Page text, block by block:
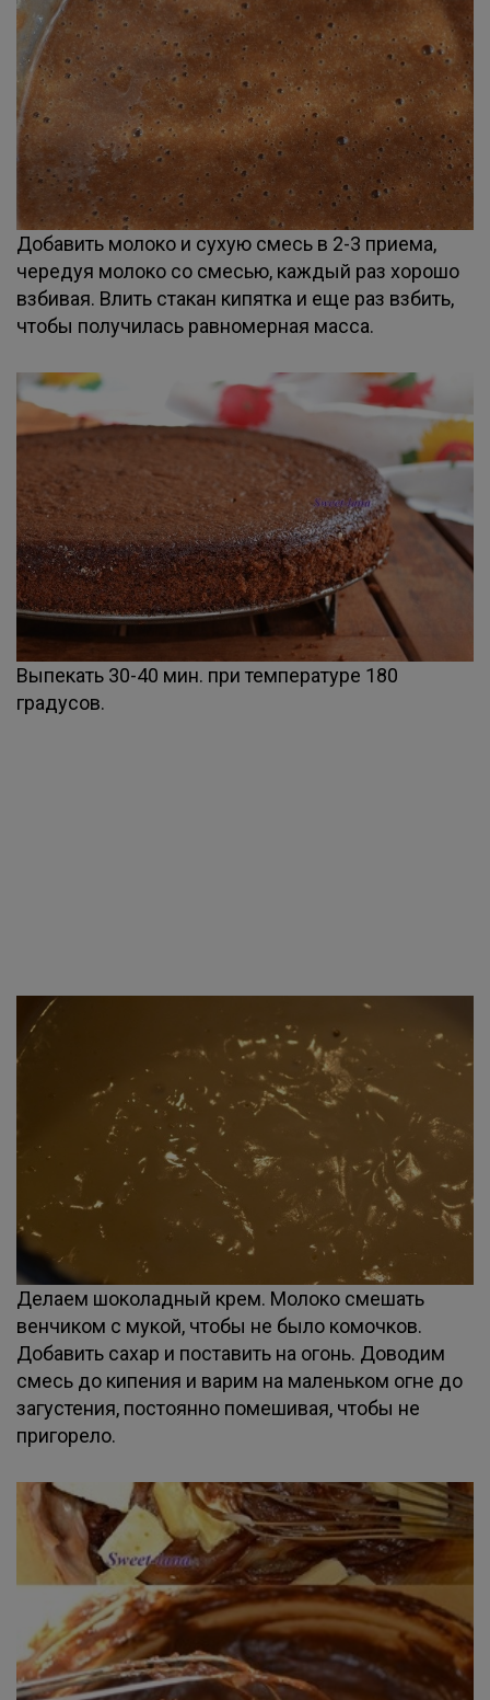
Добавить молоко и сухую смесь в 2-3 приема,
чередуя молоко со смесью, каждый раз хорошо
взбивая. Влить стакан кипятка и еще раз взбить,
чтобы получилась равномерная масса.
Выпекать 30-40 мин. при температуре 180
градусов.
Делаем шоколадный крем. Молоко смешать
венчиком с мукой, чтобы не было комочков.
Добавить сахар и поставить на огонь. Доводим
смесь до кипения и варим на маленьком огне до
загустения, постоянно помешивая, чтобы не
пригорело.